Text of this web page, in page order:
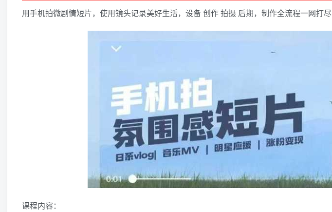
用手机拍微剧情短片，使用镜头记录美好生活，设备 创作 拍摄 后期，制作全流程一网打尽
课程内容：